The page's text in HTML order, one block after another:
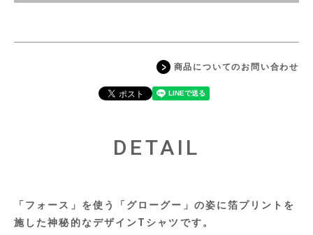
商品についてのお問い合わせ
DETAIL
「フォース」を使う「グローグー」の姿に箔プリントを
施した神秘的なデザインTシャツです。